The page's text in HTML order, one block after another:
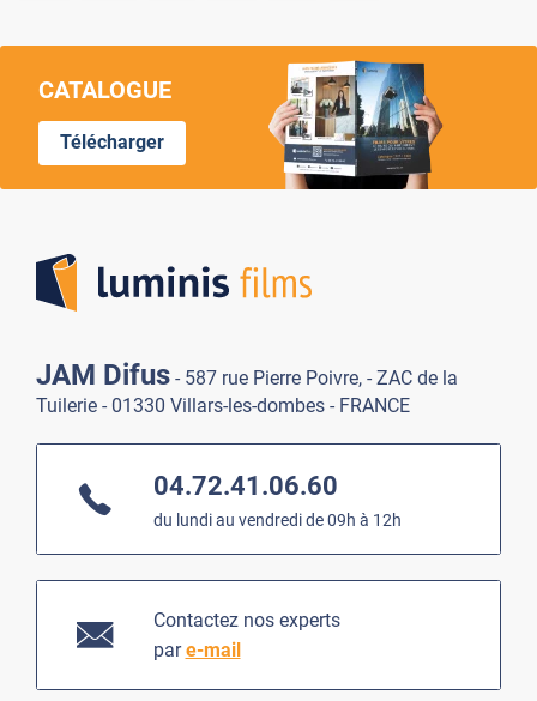
CATALOGUE
Télécharger
JAM Difus - 587 rue Pierre Poivre, - ZAC de la
Tuilerie - 01330 Villars-les-dombes - FRANCE
04.72.41.06.60
du lundi au vendredi de 09h à 12h
Contactez nos experts
pare-mail